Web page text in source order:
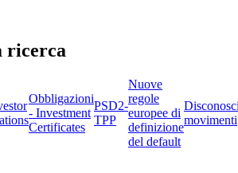
ricerca
Obbligazioni
- Investment
Certificates
PSD2-
TPP
Nuove
regole
europee di
definizione
del default
movimenti